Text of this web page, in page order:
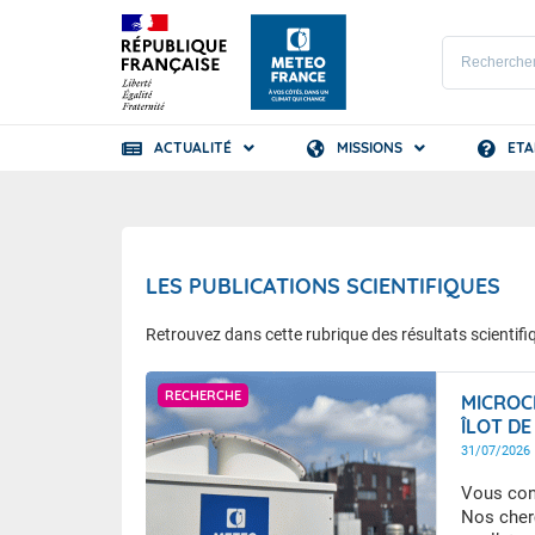
ACTUALITÉ
Les
Les
MISSIONS
Les
LES PUBLICATIONS SCIENTIFIQUES
Retrouvez dans cette rubrique des résultats
RECHERCHE
Météo-France / Eddy Duluc
ÎLOT
31/07/2026
Vous
Nos